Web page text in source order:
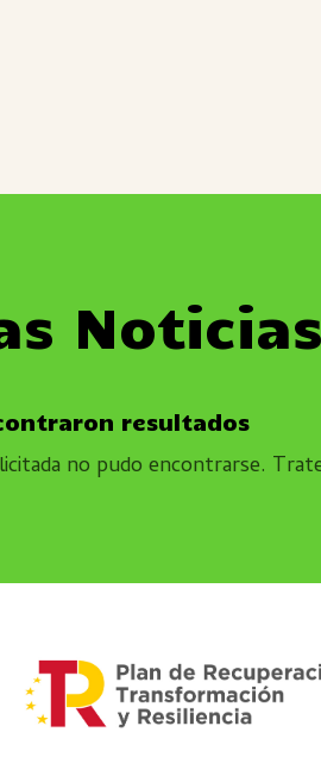
Noticias
resultados
no pudo encontrarse.